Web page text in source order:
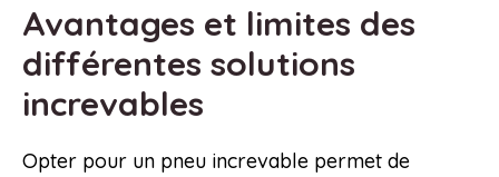
Avantages et limites des
différentes solutions
increvables
Opter pour un pneu increvable permet de